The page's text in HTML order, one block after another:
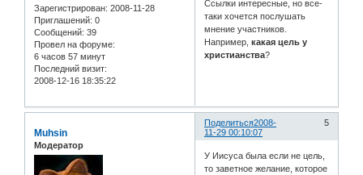
Зарегистрирован: 2008-11-28
Приглашений: 0
Сообщений: 39
Провел на форуме:
6 часов 57 минут
Последний визит:
2008-12-16 18:35:22
Ссылки интересные, но все-
таки хочется послушать
мнение участников.
Например,какая цель у
христианства?
Поделиться 5
2008-
11-29 00:10:07
Muhsin
Модератор
У Иисуса была если не цель,
то заветное желание, которое